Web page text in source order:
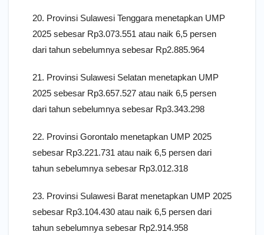
20. Provinsi Sulawesi Tenggara menetapkan UMP
2025 sebesar Rp3.073.551 atau naik 6,5 persen
dari tahun sebelumnya sebesar Rp2.885.964
21. Provinsi Sulawesi Selatan menetapkan UMP
2025 sebesar Rp3.657.527 atau naik 6,5 persen
dari tahun sebelumnya sebesar Rp3.343.298
22. Provinsi Gorontalo menetapkan UMP 2025
sebesar Rp3.221.731 atau naik 6,5 persen dari
tahun sebelumnya sebesar Rp3.012.318
23. Provinsi Sulawesi Barat menetapkan UMP 2025
sebesar Rp3.104.430 atau naik 6,5 persen dari
tahun sebelumnya sebesar Rp2.914.958